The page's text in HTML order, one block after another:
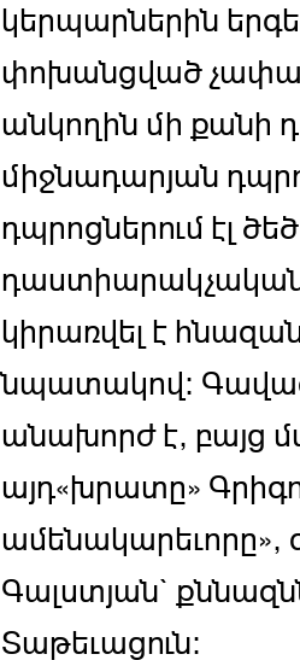
կերպարներին
փոխանցված
անկողին մի քանի
միջնադարյան
դպրոցներում էլ
դաստիարակչական
կիրառվել է
նպատակով:
անախորժ է, բայց
այդ«խրատը»
ամենակարեւորը»,
Գալստյան`
Տաթեւացուն: